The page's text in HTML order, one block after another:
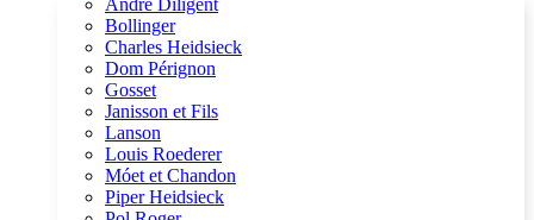
André Diligent
Bollinger
Charles Heidsieck
Dom Pérignon
Gosset
Janisson et Fils
Lanson
Louis Roederer
Móet et Chandon
Piper Heidsieck